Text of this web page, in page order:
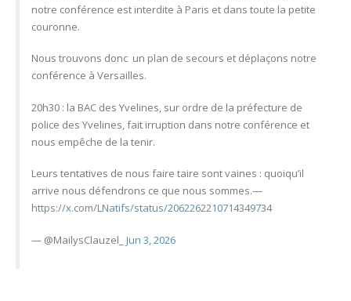
notre conférence est interdite à Paris et dans toute la petite
couronne.
Nous trouvons donc un plan de secours et déplaçons notre
conférence à Versailles.
20h30 : la BAC des Yvelines, sur ordre de la préfecture de
police des Yvelines, fait irruption dans notre conférence et
nous empêche de la tenir.
Leurs tentatives de nous faire taire sont vaines : quoiqu’il
arrive nous défendrons ce que nous sommes.—
https://x.com/LNatifs/status/2062262210714349734
— @MailysClauzel_ Jun 3, 2026